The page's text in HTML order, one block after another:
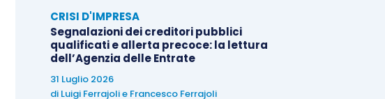
CRISI D'IMPRESA
Segnalazioni dei creditori pubblici
qualificati e allerta precoce: la lettura
dell’Agenzia delle Entrate
31 Luglio 2026
di Luigi Ferrajolie Francesco Ferrajoli